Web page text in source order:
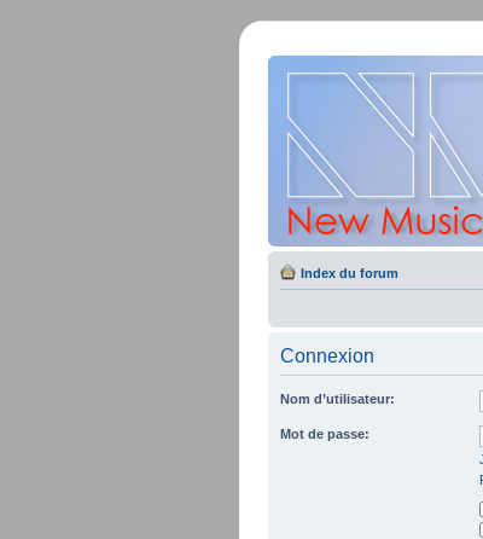
Index du forum
Connexion
Nom d’utilisateur:
Mot de passe: